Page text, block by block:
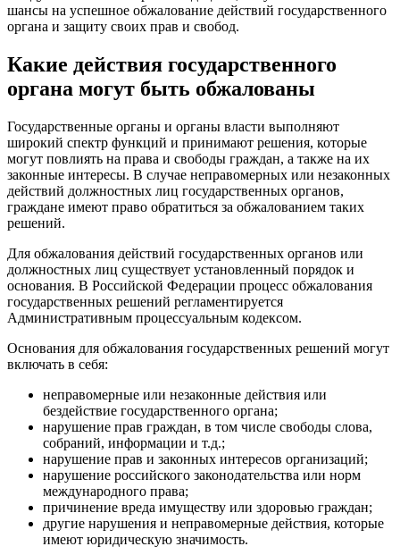
шансы на успешное обжалование действий государственного
органа и защиту своих прав и свобод.
Какие действия государственного
органа могут быть обжалованы
Государственные органы и органы власти выполняют
широкий спектр функций и принимают решения, которые
могут повлиять на права и свободы граждан, а также на их
законные интересы. В случае неправомерных или незаконных
действий должностных лиц государственных органов,
граждане имеют право обратиться за обжалованием таких
решений.
Для обжалования действий государственных органов или
должностных лиц существует установленный порядок и
основания. В Российской Федерации процесс обжалования
государственных решений регламентируется
Административным процессуальным кодексом.
Основания для обжалования государственных решений могут
включать в себя:
неправомерные или незаконные действия или
бездействие государственного органа;
нарушение прав граждан, в том числе свободы слова,
собраний, информации и т.д.;
нарушение прав и законных интересов организаций;
нарушение российского законодательства или норм
международного права;
причинение вреда имуществу или здоровью граждан;
другие нарушения и неправомерные действия, которые
имеют юридическую значимость.